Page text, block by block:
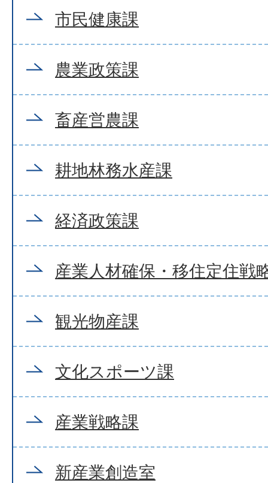
市民健康課
農業政策課
畜産営農課
耕地林務水産課
経済政策課
産業人材確保・移住定住戦
観光物産課
文化スポーツ課
産業戦略課
新産業創造室